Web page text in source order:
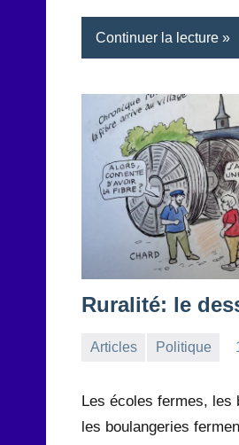
Continuer la lecture
Ruralité: le
Articles Politique
Les écoles fermes, les
les boulangeries